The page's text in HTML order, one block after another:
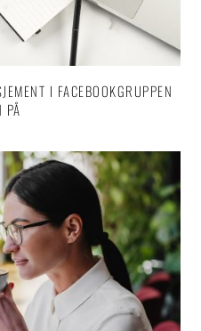
I FACEBOOKGRUPPEN
PÅ